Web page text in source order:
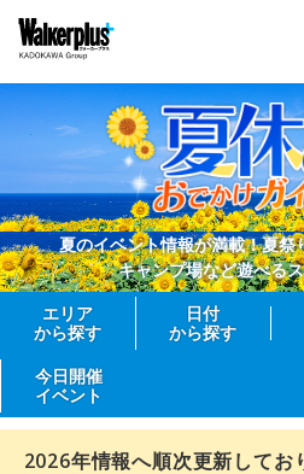
夏のイベント情報が満載！夏祭
キャンプ場など遊べる
エリア
から探す
日付
から探す
今日開催
イベント
2026年情報へ順次更新してお